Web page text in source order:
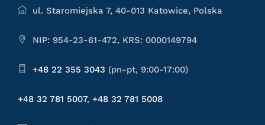
ul. Staromiejska 7, 40-013 Katowice, Polska
NIP: 954-23-61-472, KRS: 0000149794
+48 22 355 3043 (pn-pt, 9:00-17:00)
+48 32 781 5007, +48 32 781 5008